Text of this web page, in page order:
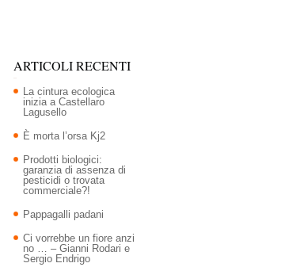
ARTICOLI RECENTI
La cintura ecologica
inizia a Castellaro
Lagusello
È morta l’orsa Kj2
Prodotti biologici:
garanzia di assenza di
pesticidi o trovata
commerciale?!
Pappagalli padani
Ci vorrebbe un fiore anzi
no … – Gianni Rodari e
Sergio Endrigo